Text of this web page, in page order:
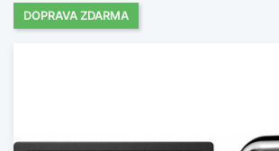
DOPRAVA ZDARMA